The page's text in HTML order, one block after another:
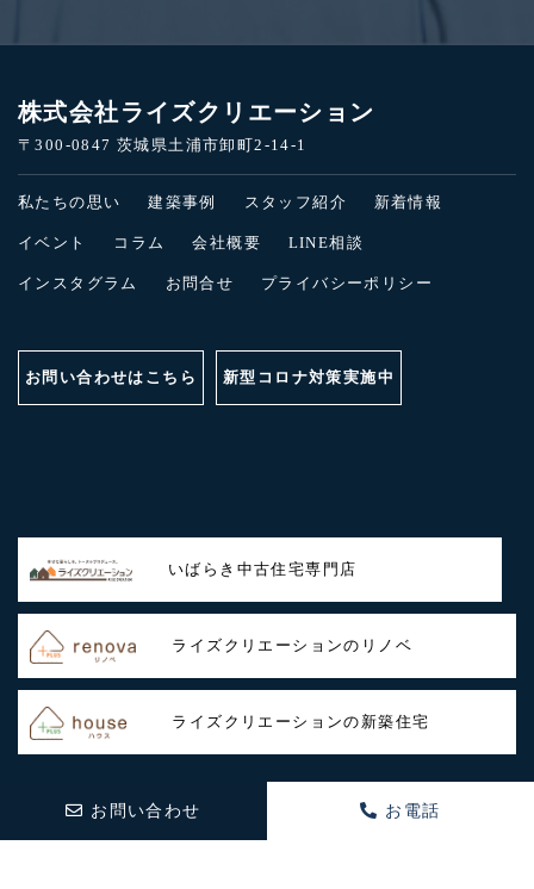
株式会社ライズクリエーション
〒300-0847 茨城県土浦市卸町2-14-1
私たちの思い 建築事例 スタッフ紹介 新着情報
イベント コラム 会社概要 LINE相談
インスタグラム お問合せ プライバシーポリシー
お問い合わせはこちら 新型コロナ対策実施中
いばらき中古住宅専門店
ライズクリエーションのリノベ
ライズクリエーションの新築住宅
Copyright © 2020 rise-creation All Rights Reserved.
お問い合わせ お電話